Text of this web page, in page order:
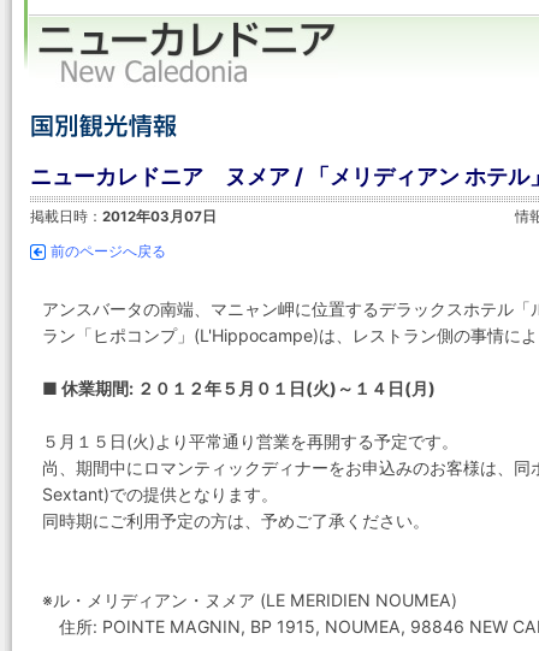
ニューカレドニア ヌメア / 「メリディアン ホテル
掲載日時： 2012年03月07日 情
前のページへ戻る
アンスバータの南端、マニャン岬に位置するデラックスホテル
ラン「ヒポコンプ」(L'Hippocampe)は、レストラン側の事情に
■ 休業期間: ２０１２年５月０１日(火)～１４日(月)
５月１５日(火)より平常通り営業を再開する予定です。
尚、期間中にロマンティックディナーをお申込みのお客様は、
Sextant)での提供となります。
同時期にご利用予定の方は、予めご了承ください。
※ル・メリディアン・ヌメア (LE MERIDIEN NOUMEA)
住所: POINTE MAGNIN, BP 1915, NOUMEA, 98846 NEW